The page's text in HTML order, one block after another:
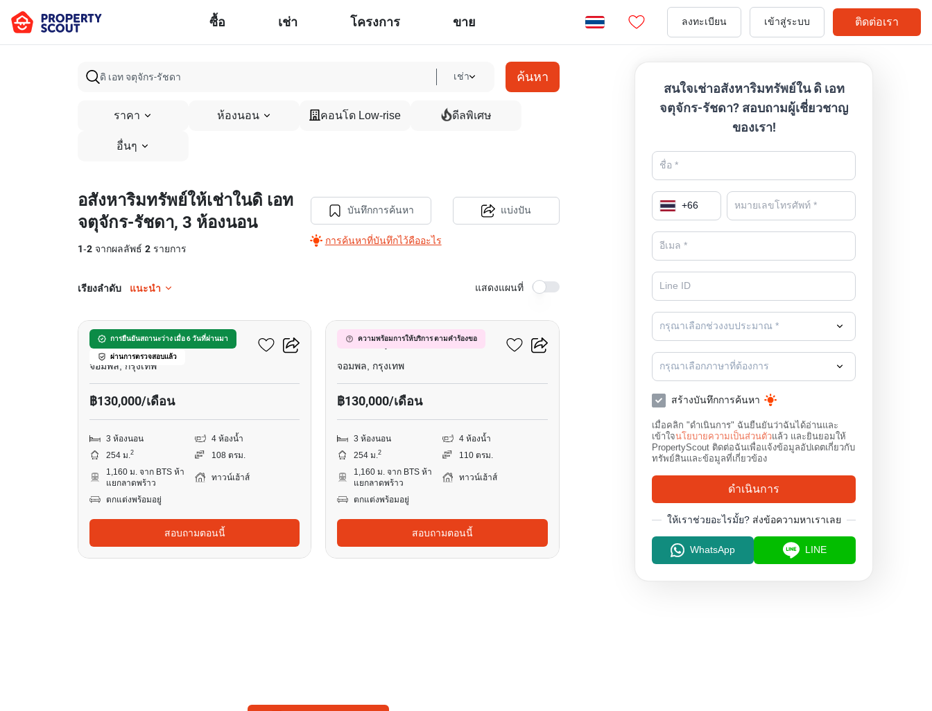
ซื้อ เช่า โครงการ ขาย ลงทะเบียน เข้าสู่ระบบ ติดต่อเรา
เช่า ค้นหา
ราคา ห้องนอน คอนโด Low-rise ดีลพิเศษ
อื่นๆ
อสังหาริมทรัพย์ให้เช่าในดิ เอท
จตุจักร-รัชดา, 3 ห้องนอน
1-2 จากผลลัพธ์ 2 รายการ
บันทึกการค้นหา
การค้นหาที่บันทึกไว้คืออะไร
แบ่งปัน
เรียงลำดับ แนะนำ แสดงแผนที่
การยืนยันสถานะว่าง เมื่อ 6 วันที่ผ่านมา
ผ่านการตรวจสอบแล้ว
ดิ เอท จตุจักร-รัชดา
จอมพล, กรุงเทพ
฿130,000/เดือน
3 ห้องนอน
4 ห้องน้ำ
254 ม.2
108 ตรม.
1,160 ม. จาก BTS ห้า
แยกลาดพร้าว
ทาวน์เฮ้าส์
ตกแต่งพร้อมอยู่
สอบถามตอนนี้
ความพร้อมการให้บริการ ตามคำร้องขอ
ดิ เอท จตุจักร-รัชดา
จอมพล, กรุงเทพ
฿130,000/เดือน
3 ห้องนอน
4 ห้องน้ำ
254 ม.2
110 ตรม.
1,160 ม. จาก BTS ห้า
แยกลาดพร้าว
ทาวน์เฮ้าส์
ตกแต่งพร้อมอยู่
สอบถามตอนนี้
สนใจเช่าอสังหาริมทรัพย์ใน ดิ เอท
จตุจักร-รัชดา? สอบถามผู้เชี่ยวชาญ
ของเรา!
+66
กรุณาเลือกช่วงงบประมาณ *
กรุณาเลือกภาษาที่ต้องการ
สร้างบันทึกการค้นหา
เมื่อคลิก "ดำเนินการ" ฉันยืนยันว่าฉันได้อ่านและ
เข้าใจนโยบายความเป็นส่วนตัวแล้ว และยินยอมให้
PropertyScout ติดต่อฉันเพื่อแจ้งข้อมูลอัปเดตเกี่ยวกับ
ทรัพย์สินและข้อมูลที่เกี่ยวข้อง
ดำเนินการ
ให้เราช่วยอะไรมั้ย? ส่งข้อความหาเราเลย
WhatsApp LINE